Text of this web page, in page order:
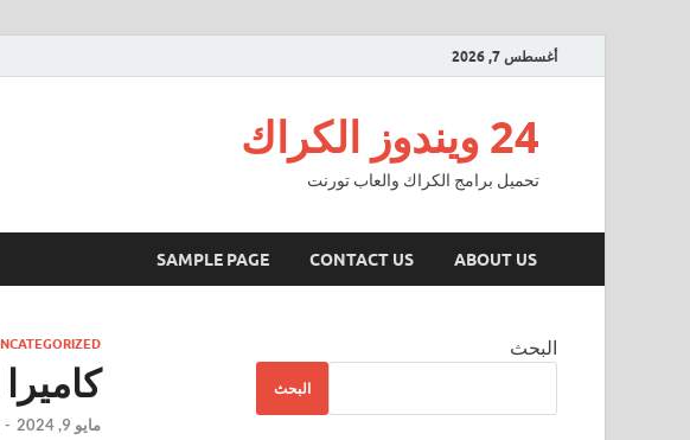
أغسطس 7, 2026
24 ويندوز الكراك
تحميل برامج الكراك والعاب تورنت
ABOUT US
CONTACT US
SAMPLE PAGE
مايو 9, 2024 -
البحث
البحث